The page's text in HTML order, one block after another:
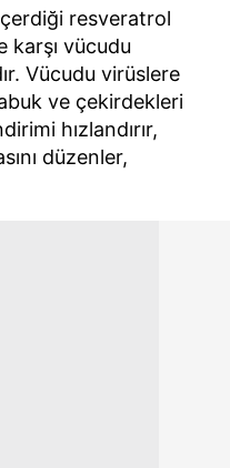
İçerdiği resveratrol
karşı vücudu
Vücudu virüslere
ve çekirdekleri
hızlandırır,
düzenler,